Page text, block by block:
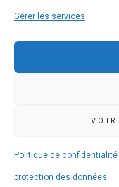
Gérer les services
VOIR
Politique de
protection des données